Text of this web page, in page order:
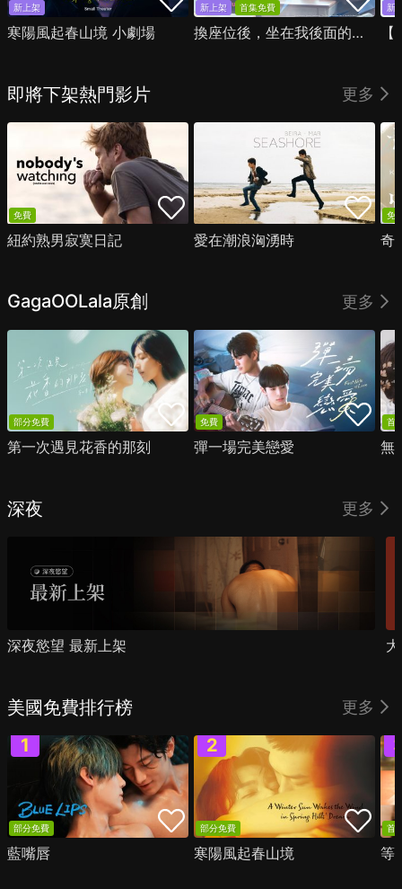
新上架
寒陽風起春山境 小劇場
新上架 首集免費
換座位後，坐在我後面的男生好像喜歡我
新
即將下架熱門影片 更多
免費
紐約熟男寂寞日記 愛在潮浪洶湧時
免
奇
GagaOOLala原創 更多
部分免費
第一次遇見花香的那刻
免費
彈一場完美戀愛
首
無
深夜 更多
深夜慾望 最新上架
美國免費排行榜 更多
部分免費
藍嘴唇
部分免費
寒陽風起春山境
首
等